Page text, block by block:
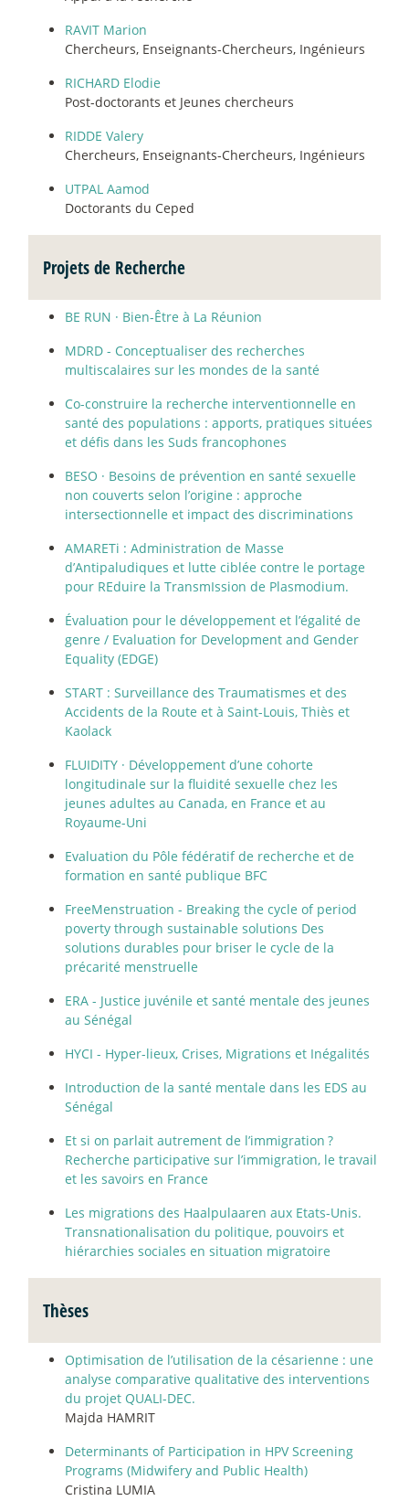
RAVIT Marion
Chercheurs, Enseignants-Chercheurs, Ingénieurs
RICHARD Elodie
Post-doctorants et Jeunes chercheurs
RIDDE Valery
Chercheurs, Enseignants-Chercheurs, Ingénieurs
UTPAL Aamod
Doctorants du Ceped
Projets de Recherche
BE RUN · Bien-Être à La Réunion
MDRD - Conceptualiser des recherches
multiscalaires sur les mondes de la santé
Co-construire la recherche interventionnelle en
santé des populations : apports, pratiques situées
et défis dans les Suds francophones
BESO · Besoins de prévention en santé sexuelle
non couverts selon l’origine : approche
intersectionnelle et impact des discriminations
AMARETi : Administration de Masse
d’Antipaludiques et lutte ciblée contre le portage
pour REduire la TransmIssion de Plasmodium.
Évaluation pour le développement et l’égalité de
genre / Evaluation for Development and Gender
Equality (EDGE)
START : Surveillance des Traumatismes et des
Accidents de la Route et à Saint-Louis, Thiès et
Kaolack
FLUIDITY · Développement d’une cohorte
longitudinale sur la fluidité sexuelle chez les
jeunes adultes au Canada, en France et au
Royaume-Uni
Evaluation du Pôle fédératif de recherche et de
formation en santé publique BFC
FreeMenstruation - Breaking the cycle of period
poverty through sustainable solutions Des
solutions durables pour briser le cycle de la
précarité menstruelle
ERA - Justice juvénile et santé mentale des jeunes
au Sénégal
HYCI - Hyper-lieux, Crises, Migrations et Inégalités
Introduction de la santé mentale dans les EDS au
Sénégal
Et si on parlait autrement de l’immigration ?
Recherche participative sur l’immigration, le travail
et les savoirs en France
Les migrations des Haalpulaaren aux Etats-Unis.
Transnationalisation du politique, pouvoirs et
hiérarchies sociales en situation migratoire
Thèses
Optimisation de l’utilisation de la césarienne : une
analyse comparative qualitative des interventions
du projet QUALI-DEC.
Majda HAMRIT
Determinants of Participation in HPV Screening
Programs (Midwifery and Public Health)
Cristina LUMIA